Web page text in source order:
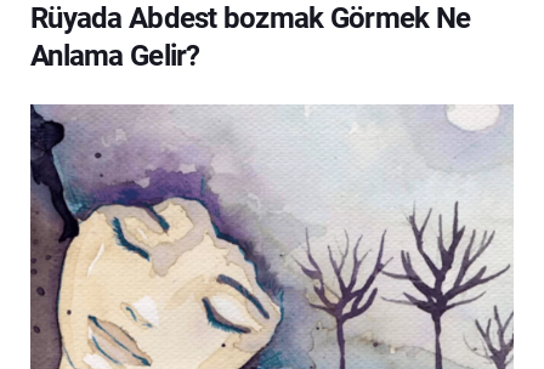
Rüyada Abdest bozmak Görmek Ne
Anlama Gelir?